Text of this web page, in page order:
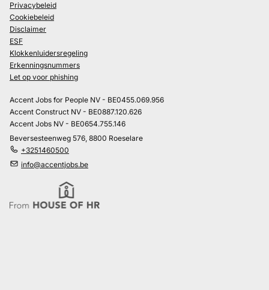
Privacybeleid
Cookiebeleid
Disclaimer
ESF
Klokkenluidersregeling
Erkenningsnummers
Let op voor phishing
Accent Jobs for People NV - BE0455.069.956
Accent Construct NV - BE0887.120.626
Accent Jobs NV - BE0654.755.146
Beversesteenweg 576, 8800 Roeselare
+3251460500
info@accentjobs.be